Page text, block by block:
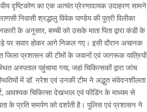
दृष्टिकोण का एक अत्यंत प्रेरणादायक उदाहरण सामने
निवासी श्रद्धालु विवेक पाण्डेय की पुत्री विलीका
के अनुसार, बच्ची को उसके माता पिता द्वारा कंडी के
पर सवार होकर आगे निकल गए। इसी दौरान अचानक
प्रशासन की टीमों के जवानों एवं जागरूक यात्रियों
अस्पताल पहुंचाया गया, जहां चिकित्सकों द्वारा जांच
में डॉ. नरेश एवं उनकी टीम ने अद्भुत संवेदनशीलता
आवश्यक चिकित्सा देखभाल एवं फीडिंग के माध्यम से
के प्रति समर्पण को दर्शाती है। पुलिस एवं प्रशासन ने